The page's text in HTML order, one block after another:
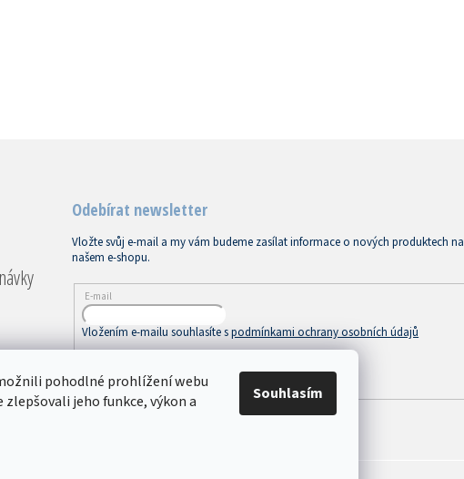
pohodlné prohlížení webu
jeho funkce, výkon a
Souhlasím
Odebírat newsletter
Vložte svůj e-mail a my vám budeme zasílat informace o nových produktech na
našem e-shopu.
E-mail
Vložením e-mailu souhlasíte spodmínkami ochrany osobních údajů
PŘIHLÁSIT SE